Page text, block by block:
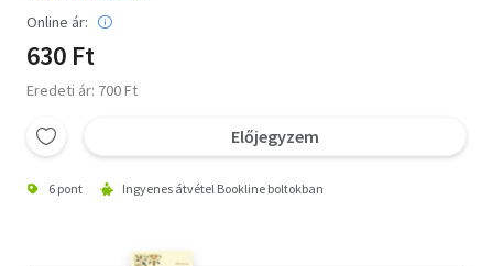
Online ár:
630 Ft
Eredeti ár: 700 Ft
Előjegyzem
6 pont Ingyenes átvétel Bookline boltokban